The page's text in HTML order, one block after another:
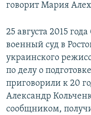
говорит Мария
25 августа 2015
военный суд в
украинского
по делу о
приговорили к 20
Александр
сообщником,